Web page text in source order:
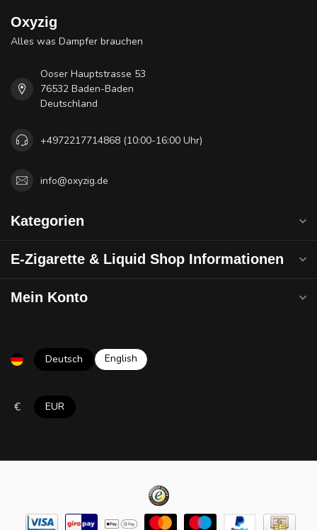
Oxyzig
Alles was Dampfer brauchen
Ooser Hauptstrasse 53
76532 Baden-Baden
Deutschland
+4972217714868 (10:00-16:00 Uhr)
info@oxyzig.de
Kategorien
E-Zigarette & Liquid Shop Informationen
Mein Konto
Deutsch English
€ EUR